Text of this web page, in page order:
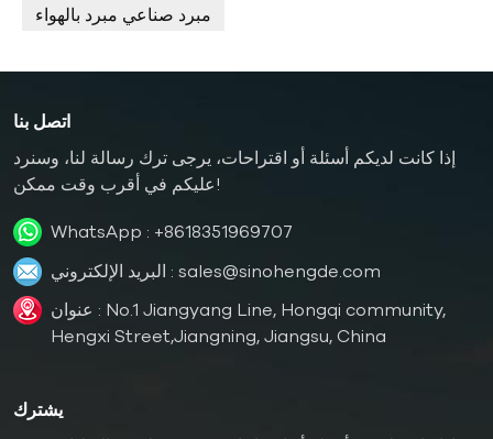
مبرد صناعي مبرد بالهواء
اتصل بنا
إذا كانت لديكم أسئلة أو اقتراحات، يرجى ترك رسالة لنا، وسنرد
عليكم في أقرب وقت ممكن!
WhatsApp : +8618351969707
البريد الإلكتروني : sales@sinohengde.com
عنوان : No.1 Jiangyang Line, Hongqi community,
Hengxi Street,Jiangning, Jiangsu, China
يشترك